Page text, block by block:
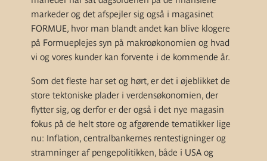
markeder og det afspejler sig også i magasinet
FORMUE, hvor man blandt andet kan blive klogere
på Formueplejes syn på makroøkonomien og hvad
vi og vores kunder kan forvente i de kommende år.
Som det fleste har set og hørt, er det i øjeblikket de
store tektoniske plader i verdensøkonomien, der
flytter sig, og derfor er der også i det nye magasin
fokus på de helt store og afgørende tematikker lige
nu: Inflation, centralbankernes rentestigninger og
stramninger af pengepolitikken, både i USA og